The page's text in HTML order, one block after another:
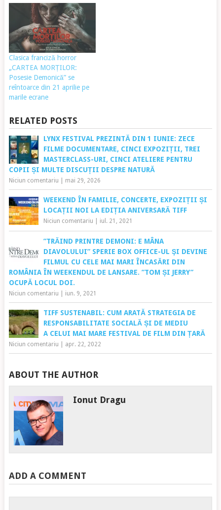
Clasica franciză horror
„CARTEA MORȚILOR:
Posesie Demonică” se
reîntoarce din 21 aprilie pe
marile ecrane
RELATED POSTS
LYNX FESTIVAL PREZINTĂ DIN 1 IUNIE: ZECE
FILME DOCUMENTARE, CINCI EXPOZIȚII, TREI
MASTERCLASS-URI, CINCI ATELIERE PENTRU
COPII ȘI MULTE DISCUȚII DESPRE NATURĂ
Niciun comentariu mai 29, 2026
WEEKEND ÎN FAMILIE, CONCERTE, EXPOZIȚII ȘI
LOCAȚII NOI LA EDIȚIA ANIVERSARĂ TIFF
Niciun comentariu iul. 21, 2021
”TRĂIND PRINTRE DEMONI: E MÂNA
DIAVOLULUI” SPERIE BOX OFFICE-UL ŞI DEVINE
FILMUL CU CELE MAI MARI ÎNCASĂRI DIN
ROMÂNIA ÎN WEEKENDUL DE LANSARE. ”TOM ȘI JERRY”
OCUPĂ LOCUL DOI.
Niciun comentariu iun. 9, 2021
TIFF SUSTENABIL: CUM ARATĂ STRATEGIA DE
RESPONSABILITATE SOCIALĂ ȘI DE MEDIU
A CELUI MAI MARE FESTIVAL DE FILM DIN ȚARĂ
Niciun comentariu apr. 22, 2022
ABOUT THE AUTHOR
Ionut Dragu
ADD A COMMENT